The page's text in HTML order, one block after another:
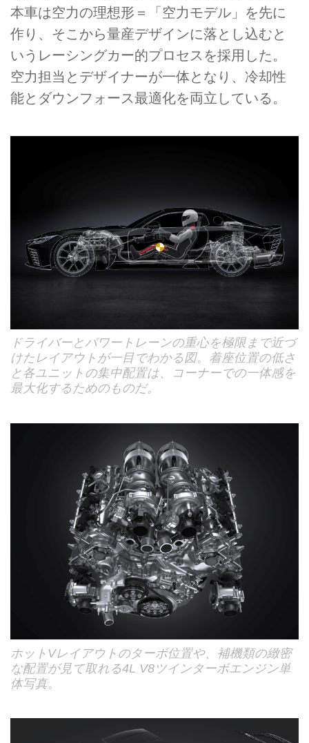
本車は空力の理想形＝「空力モデル」を先に
作り、そこから量産デザインに落とし込むと
いうレーシングカー的プロセスを採用した。
空力担当とデザイナーが一体となり、冷却性
能とダウンフォース最適化を両立している。
ドライバーとパワートレーンの重心を極限まで近づ
けたレイアウトが一目でわかる図。着座位置の低さ
と各ユニットの集中配置は、コーナーでの一体感を
最大化するためのものだ。
ホットVレイアウトのターボ位置や、補機類の緻密
な配置が見て取れる4L V8ツインターボエンジン単
体写真。